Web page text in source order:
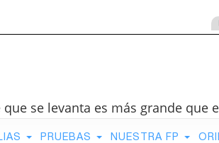
se levanta es más grande que
PRUEBAS NUESTRA FP